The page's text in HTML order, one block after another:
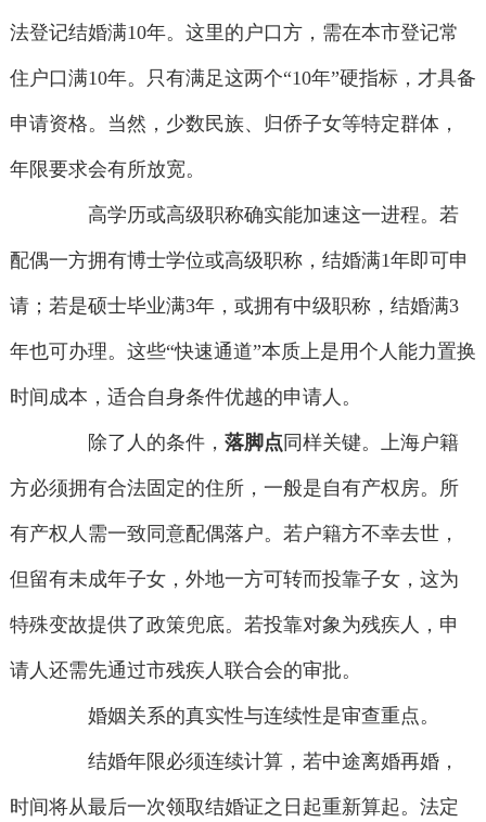
法登记结婚满10年。这里的户口方，需在本市登记常
住户口满10年。只有满足这两个“10年”硬指标，才具备
申请资格。当然，少数民族、归侨子女等特定群体，
年限要求会有所放宽。
高学历或高级职称确实能加速这一进程。若
配偶一方拥有博士学位或高级职称，结婚满1年即可申
请；若是硕士毕业满3年，或拥有中级职称，结婚满3
年也可办理。这些“快速通道”本质上是用个人能力置换
时间成本，适合自身条件优越的申请人。
除了人的条件，落脚点 同样关键。上海户籍
方必须拥有合法固定的住所，一般是自有产权房。所
有产权人需一致同意配偶落户。若户籍方不幸去世，
但留有未成年子女，外地一方可转而投靠子女，这为
特殊变故提供了政策兜底。若投靠对象为残疾人，申
请人还需先通过市残疾人联合会的审批。
婚姻关系的真实性与连续性是审查重点。
结婚年限必须连续计算，若中途离婚再婚，
时间将从最后一次领取结婚证之日起重新算起。法定